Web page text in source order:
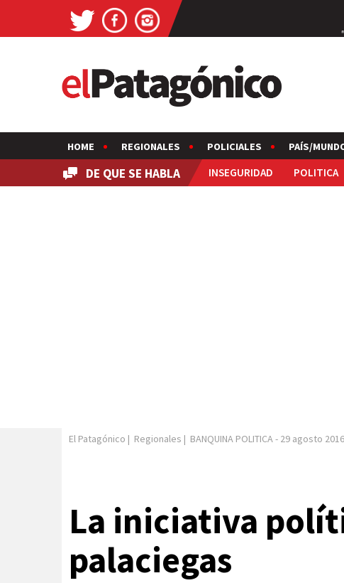
HOME REGIONALES POLICIALES PAÍS/
DE QUE SE HABLA INSEGURIDAD POLITICA
El Patagónico | Regionales | BANQUINA POLITICA- 29 agosto 2016
La iniciativa
palaciegas